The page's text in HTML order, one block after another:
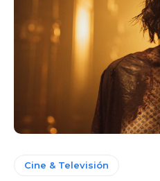
Cine & Televisión